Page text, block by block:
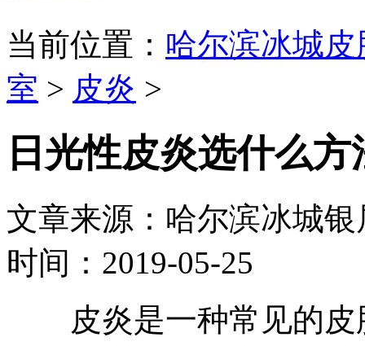
当前位置： 哈尔滨冰城
室 > 皮炎 >
日光性皮炎选什么
文章来源：哈尔滨冰城
时间：2019-05-25
皮炎是一种常见的皮